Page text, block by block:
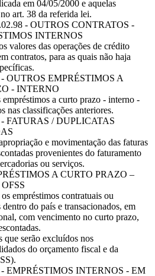
em 04/05/2000 e aquelas
art. 38 da referida lei.
- OUTROS CONTRATOS -
INTERNOS
valores das operações de crédito
contratos, para as quais não haja
- OUTROS EMPRÉSTIMOS A
- INTERNO
empréstimos a curto prazo - interno -
nas classificações anteriores.
- FATURAS / DUPLICATAS
e movimentação das faturas
provenientes do faturamento
ou serviços.
A CURTO PRAZO –
empréstimos contratuais ou
do país e transacionados, em
com vencimento no curto prazo,
que serão excluídos nos
do orçamento fiscal e da
- EMPRÉSTIMOS INTERNOS - EM